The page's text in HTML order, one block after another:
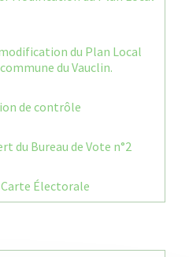
du Plan Local
du Vauclin.
de contrôle
du Bureau de Vote n°2
Électorale